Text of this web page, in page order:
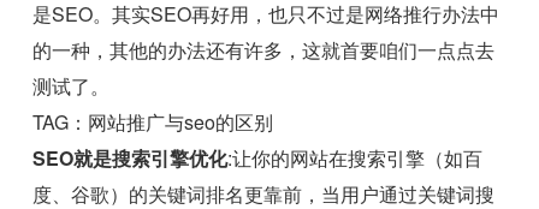
是SEO。其实SEO再好用，也只不过是网络推行办法中
的一种，其他的办法还有许多，这就首要咱们一点点去
测试了。
TAG：网站推广与seo的区别
SEO就是搜索引擎优化:让你的网站在搜索引擎（如百
度、谷歌）的关键词排名更靠前，当用户通过关键词搜